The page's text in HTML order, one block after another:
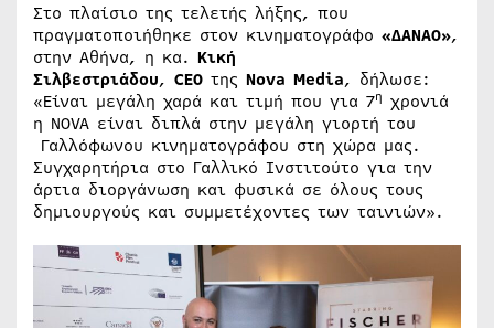
Στο πλαίσιο της τελετής λήξης, που
πραγματοποιήθηκε στον κινηματογράφο «ΔΑΝΑΟ»,
στην Αθήνα, η κα. Κική
Σιλβεστριάδου, CEO της Nova Media, δήλωσε:
«Είναι μεγάλη χαρά και τιμή που για 7η χρονιά
η ΝΟVA είναι διπλά στην μεγάλη γιορτή του
Γαλλόφωνου κινηματογράφου στη χώρα μας.
Συγχαρητήρια στο Γαλλικό Ινστιτούτο για την
άρτια διοργάνωση και φυσικά σε όλους τους
δημιουργούς και συμμετέχοντες των ταινιών».